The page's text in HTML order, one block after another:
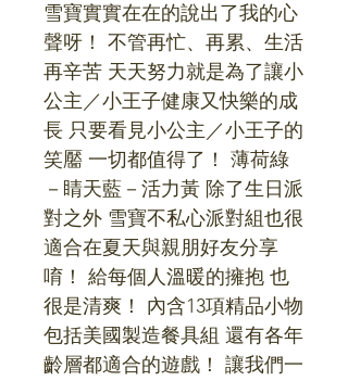
雪寶實實在在的說出了我的心
聲呀！ 不管再忙、再累、生活
再辛苦 天天努力就是為了讓小
公主／小王子健康又快樂的成
長 只要看見小公主／小王子的
笑靨 一切都值得了！ 薄荷綠
－睛天藍－活力黃 除了生日派
對之外 雪寶不私心派對組也很
適合在夏天與親朋好友分享
唷！ 給每個人溫暖的擁抱 也
很是清爽！ 內含13項精品小物
包括美國製造餐具組 還有各年
齡層都適合的遊戲！ 讓我們一